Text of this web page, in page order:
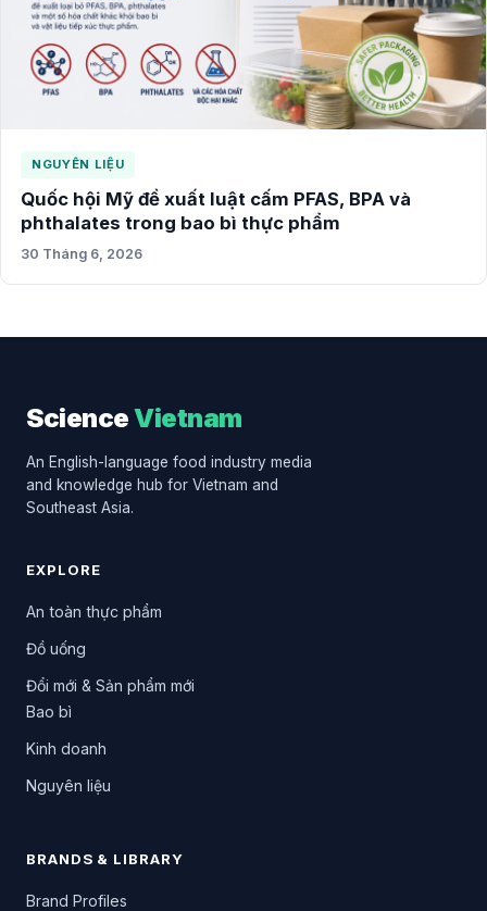
NGUYÊN LIỆU
Quốc hội Mỹ đề xuất luật cấm PFAS, BPA và
phthalates trong bao bì thực phẩm
30 Tháng 6, 2026
ScienceVietnam
An English-language food industry media
and knowledge hub for Vietnam and
Southeast Asia.
EXPLORE
An toàn thực phẩm
Đồ uống
Đổi mới & Sản phẩm mới
Bao bì
Kinh doanh
Nguyên liệu
BRANDS & LIBRARY
Brand Profiles